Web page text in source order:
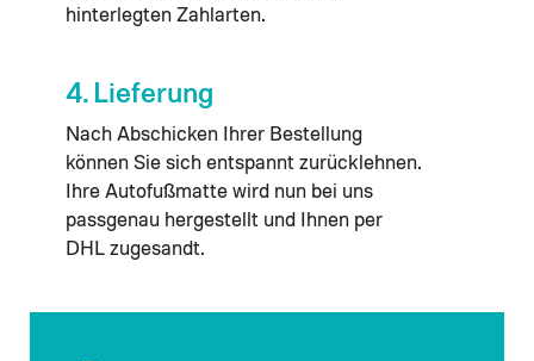
hinterlegten Zahlarten.
4. Lieferung
Nach Abschicken Ihrer Bestellung
können Sie sich entspannt zurücklehnen.
Ihre Autofußmatte wird nun bei uns
passgenau hergestellt und Ihnen per
DHL zugesandt.